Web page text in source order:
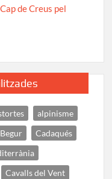
de Creus pel
alpinisme
Begur
Cadaqués
Cavalls del Vent